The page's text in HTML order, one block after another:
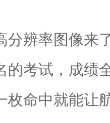
分辨率图像来
的考试，成绩
枚命中就能让